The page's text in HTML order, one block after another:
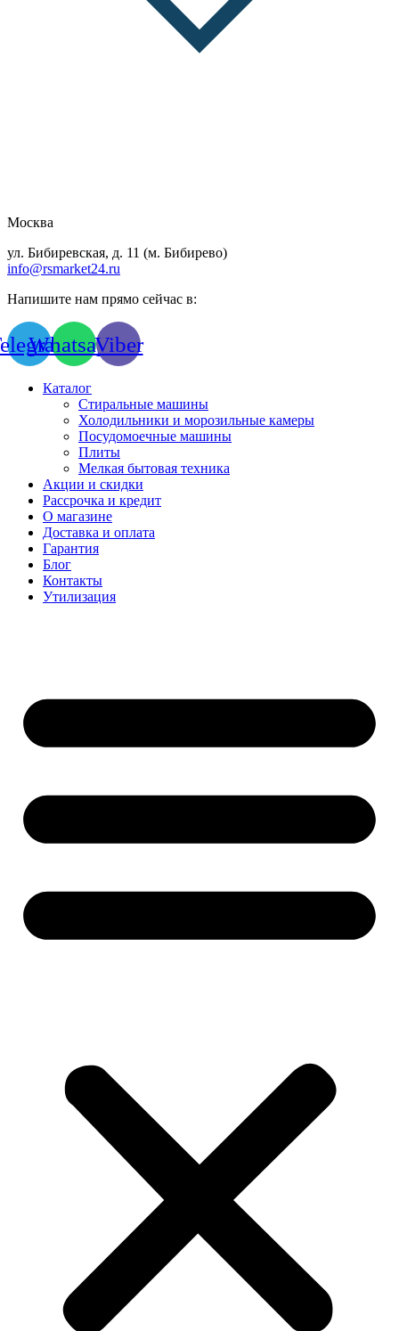
Москва
ул. Бибиревская, д. 11 (м. Бибирево)
info@rsmarket24.ru
Напишите нам прямо сейчас в:
WhatsappViber
Каталог
Стиральные машины
Холодильники и морозильные камеры
Посудомоечные машины
Плиты
Мелкая бытовая техника
Акции и скидки
Рассрочка и кредит
О магазине
Доставка и оплата
Гарантия
Блог
Контакты
Утилизация